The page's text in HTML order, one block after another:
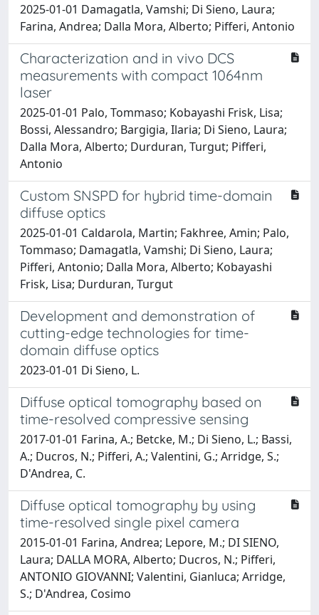
2025-01-01 Damagatla, Vamshi; Di Sieno, Laura;
Farina, Andrea; Dalla Mora, Alberto; Pifferi, Antonio
Characterization and in vivo DCS
measurements with compact 1064nm
laser
2025-01-01 Palo, Tommaso; Kobayashi Frisk, Lisa;
Bossi, Alessandro; Bargigia, Ilaria; Di Sieno, Laura;
Dalla Mora, Alberto; Durduran, Turgut; Pifferi,
Antonio
Custom SNSPD for hybrid time-domain
diffuse optics
2025-01-01 Caldarola, Martin; Fakhree, Amin; Palo,
Tommaso; Damagatla, Vamshi; Di Sieno, Laura;
Pifferi, Antonio; Dalla Mora, Alberto; Kobayashi
Frisk, Lisa; Durduran, Turgut
Development and demonstration of
cutting-edge technologies for time-
domain diffuse optics
2023-01-01 Di Sieno, L.
Diffuse optical tomography based on
time-resolved compressive sensing
2017-01-01 Farina, A.; Betcke, M.; Di Sieno, L.; Bassi,
A.; Ducros, N.; Pifferi, A.; Valentini, G.; Arridge, S.;
D'Andrea, C.
Diffuse optical tomography by using
time-resolved single pixel camera
2015-01-01 Farina, Andrea; Lepore, M.; DI SIENO,
Laura; DALLA MORA, Alberto; Ducros, N.; Pifferi,
ANTONIO GIOVANNI; Valentini, Gianluca; Arridge,
S.; D'Andrea, Cosimo